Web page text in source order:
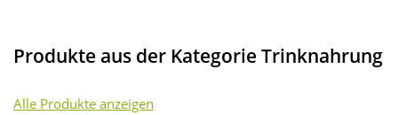
Produkte aus der Kategorie Trinknahrung
Alle Produkte anzeigen